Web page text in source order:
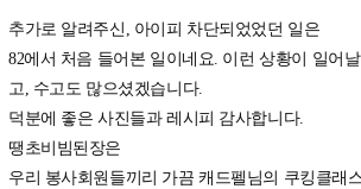
추가로 알려주신, 아이피 차단되었었던 일은
82에서 처음 들어본 일이네요. 이런 상황이 일어
고, 수고도 많으셨겠습니다.
덕분에 좋은 사진들과 레시피 감사합니다.
땡초비빔된장은
우리 봉사회원들끼리 가끔 캐드펠님의 쿠킹클래